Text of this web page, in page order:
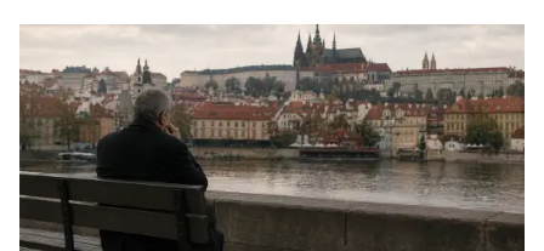
portfolia asi neexistuje.